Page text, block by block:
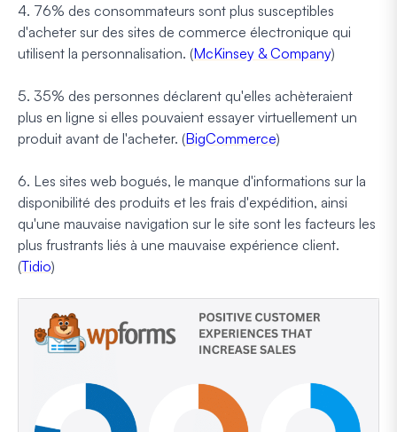
4. 76% des consommateurs sont plus susceptibles
d'acheter sur des sites de commerce électronique qui
utilisent la personnalisation. (McKinsey & Company)
5. 35% des personnes déclarent qu'elles achèteraient
plus en ligne si elles pouvaient essayer virtuellement un
produit avant de l'acheter. (BigCommerce)
6. Les sites web bogués, le manque d'informations sur la
disponibilité des produits et les frais d'expédition, ainsi
qu'une mauvaise navigation sur le site sont les facteurs les
plus frustrants liés à une mauvaise expérience client.
(Tidio)